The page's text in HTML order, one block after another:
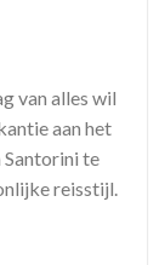
van alles wil
aan het
Santorini te
reisstijl.